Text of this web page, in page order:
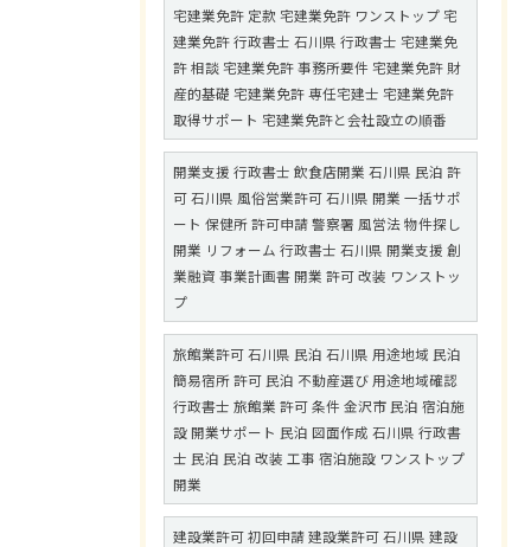
宅建業免許 定款 宅建業免許 ワンストップ 宅
建業免許 行政書士 石川県 行政書士 宅建業免
許 相談 宅建業免許 事務所要件 宅建業免許 財
産的基礎 宅建業免許 専任宅建士 宅建業免許
取得サポート 宅建業免許と会社設立の順番
開業支援 行政書士 飲食店開業 石川県 民泊 許
可 石川県 風俗営業許可 石川県 開業 一括サポ
ート 保健所 許可申請 警察署 風営法 物件探し
開業 リフォーム 行政書士 石川県 開業支援 創
業融資 事業計画書 開業 許可 改装 ワンストッ
プ
旅館業許可 石川県 民泊 石川県 用途地域 民泊
簡易宿所 許可 民泊 不動産選び 用途地域確認
行政書士 旅館業 許可 条件 金沢市 民泊 宿泊施
設 開業サポート 民泊 図面作成 石川県 行政書
士 民泊 民泊 改装 工事 宿泊施設 ワンストップ
開業
建設業許可 初回申請 建設業許可 石川県 建設